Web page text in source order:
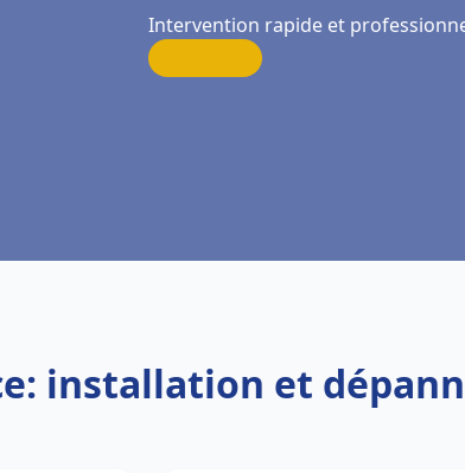
Intervention rapide et
installation et